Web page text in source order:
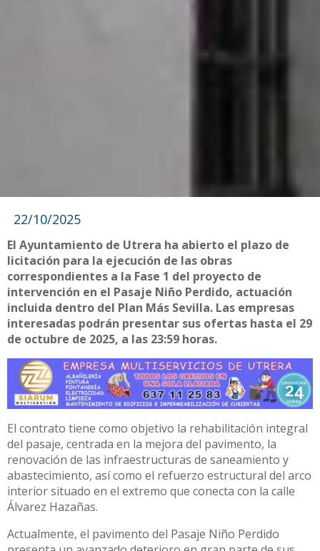
22/10/2025
El Ayuntamiento de Utrera ha abierto el plazo de
licitación para la ejecución de las obras
correspondientes a la Fase 1 del proyecto de
intervención en el Pasaje Niño Perdido, actuación
incluida dentro del Plan Más Sevilla. Las empresas
interesadas podrán presentar sus ofertas hasta el 29
de octubre de 2025, a las 23:59 horas.
El contrato tiene como objetivo la rehabilitación integral
del pasaje, centrada en la mejora del pavimento, la
renovación de las infraestructuras de saneamiento y
abastecimiento, así como el refuerzo estructural del arco
interior situado en el extremo que conecta con la calle
Álvarez Hazañas.
Actualmente, el pavimento del Pasaje Niño Perdido